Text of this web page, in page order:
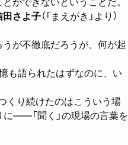
田さよ子（「まえがき」より）
が不徹底だろうが、何が起
も語られたはずなのに、い
くり続けたのはこういう場
に――「聞く」の現場の言葉を